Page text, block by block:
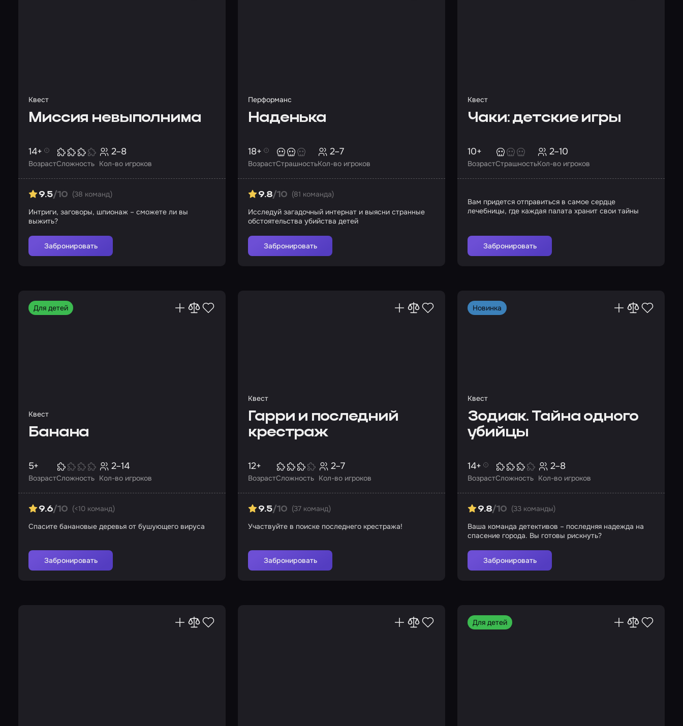
Квест
Миссия невыполнима
Возраст
14+
Сложность Кол-во игроков
2–8
9.5/10 (38 команд)
Интриги, заговоры, шпионаж – сможете ли вы
выжить?
Забронировать
Перформанс
Наденька
Возраст
18+
СтрашностьКол-во игроков
2–7
9.8/10 (81 команда)
Исследуй загадочный интернат и выясни странные
обстоятельства убийства детей
Забронировать
Квест
Чаки: детские игры
Возраст
10+
СтрашностьКол-во игроков
2–10
Вам придется отправиться в самое сердце
лечебницы, где каждая палата хранит свои тайны
Забронировать
Для детей
Квест
Банана
Возраст
5+
Сложность Кол-во игроков
2–14
9.6/10 (<10 команд)
Спасите банановые деревья от бушующего вируса
Забронировать
Квест
Гарри и последний
крестраж
Возраст
12+
Сложность Кол-во игроков
2–7
9.5/10 (37 команд)
Участвуйте в поиске последнего крестража!
Забронировать
Новинка
Квест
Зодиак. Тайна одного
убийцы
Возраст
14+
Сложность Кол-во игроков
2–8
9.8/10 (33 команды)
Ваша команда детективов – последняя надежда на
спасение города. Вы готовы рискнуть?
Забронировать
Для детей